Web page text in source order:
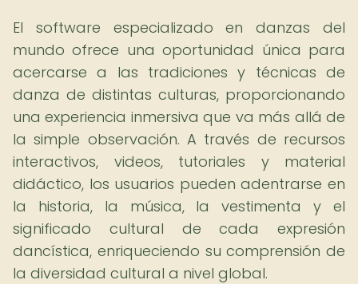
El software especializado en danzas del
mundo ofrece una oportunidad única para
acercarse a las tradiciones y técnicas de
danza de distintas culturas, proporcionando
una experiencia inmersiva que va más allá de
la simple observación. A través de recursos
interactivos, videos, tutoriales y material
didáctico, los usuarios pueden adentrarse en
la historia, la música, la vestimenta y el
significado cultural de cada expresión
dancística, enriqueciendo su comprensión de
la diversidad cultural a nivel global.